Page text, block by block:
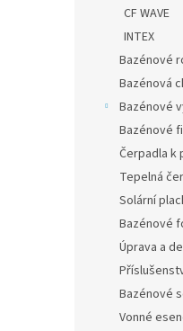
CF WAVE
INTEX
Bazénové
Bazénová
Bazénové
Bazénové
Čerpadla k
Tepelná
Solární
Bazénové
Úprava a
Bazénové
Vonné